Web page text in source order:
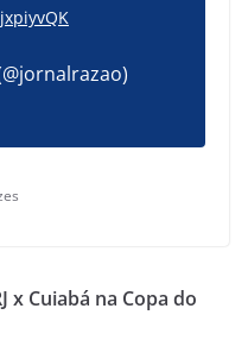
x Cuiabá na Copa do